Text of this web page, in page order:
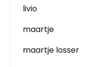
livio
maartje
maartje losser